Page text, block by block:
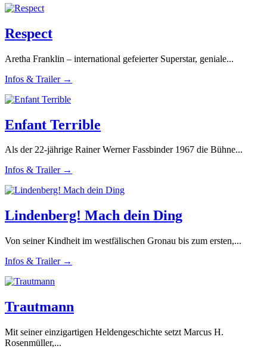
Respect
Aretha Franklin – international gefeierter Superstar, geniale...
Infos & Trailer →
Enfant Terrible
Als der 22-jährige Rainer Werner Fassbinder 1967 die Bühne...
Infos & Trailer →
Lindenberg! Mach dein Ding
Von seiner Kindheit im westfälischen Gronau bis zum ersten,...
Infos & Trailer →
Trautmann
Mit seiner einzigartigen Heldengeschichte setzt Marcus H.
Rosenmüller,...